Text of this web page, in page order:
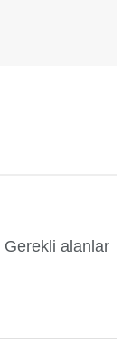
Gerekli alanlar